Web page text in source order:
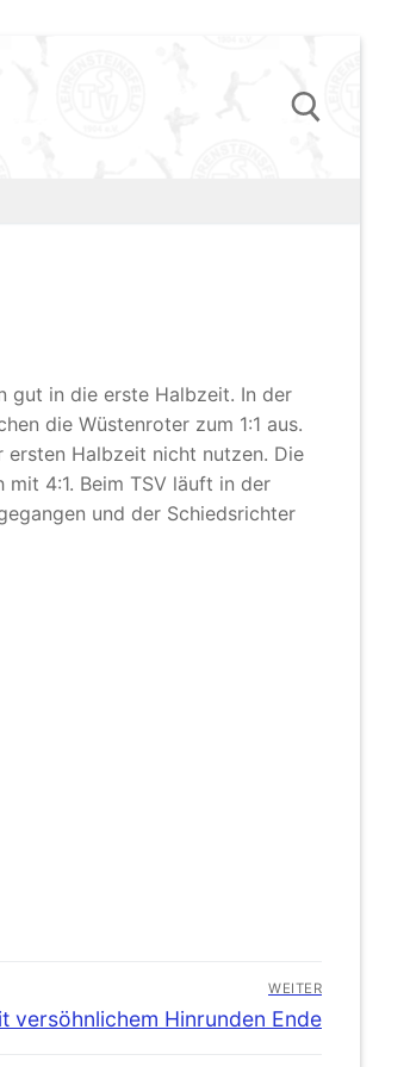
gut in die erste Halbzeit. In der
die Wüstenroter zum 1:1 aus.
ersten Halbzeit nicht nutzen. Die
4:1. Beim TSV läuft in der
und der Schiedsrichter
WEITER
versöhnlichem Hinrunden Ende